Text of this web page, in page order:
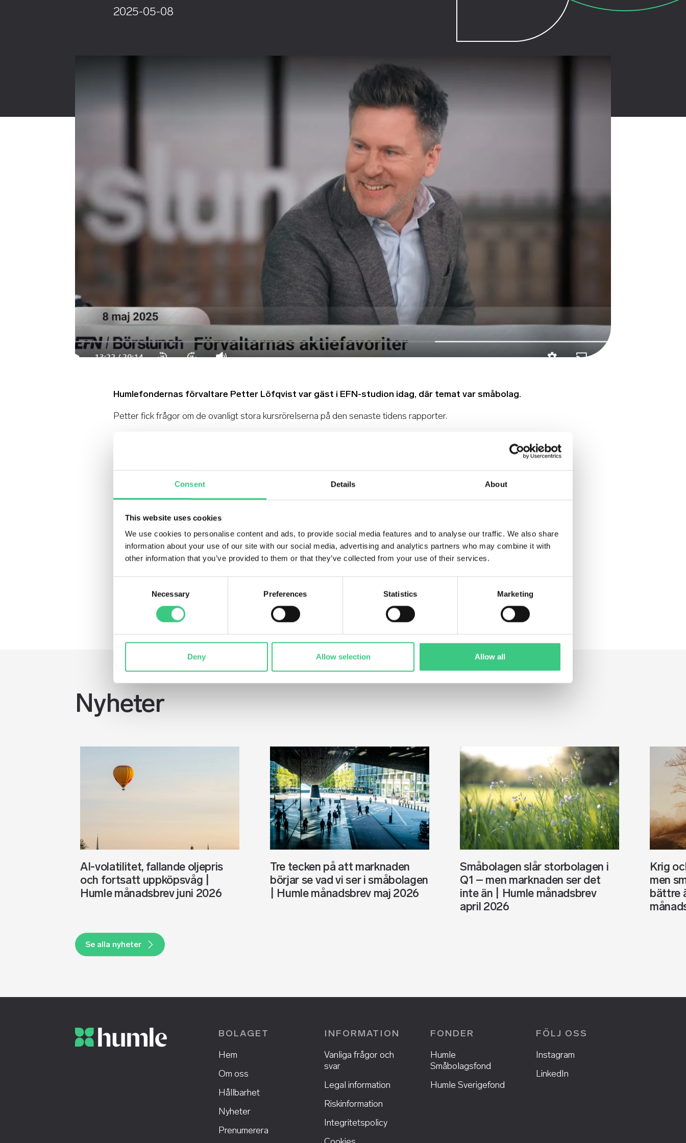
Consent Details About
This website uses cookies
We use cookies to personalise content and ads, to provide social media features and to analyse our traffic. We also share
information about your use of our site with our social media, advertising and analytics partners who may combine it with
other information that you’ve provided to them or that they’ve collected from your use of their services.
Necessary Preferences Statistics Marketing
Deny Allow selection Allow all
2025-05-08
Humlefondernas förvaltare Petter Löfqvist var gäst i EFN-studion idag, där temat var småbolag.
Petter fick frågor om de ovanligt stora kursrörelserna på den senaste tidens rapporter.
Grängesär ett av börsens äldsta bolag och har nyligen tagits in i Humles portfölj. Trots exponeringen mot
fordonsindustrin har bolaget inte påverkats nämnvärt av tulloron. Deras fabriker är utplacerade i Europa, USA och Kina
och har en struktur som kan stå emot handelshinder. Det de säljer till Europa tillverkas där, detsamma gäller i Asien. Och
Ett annat case var spelkoncernen Embracers avknoppning, brädspelstillverkarenAsmodee. Bolaget var länge en
utpräglad serieförvärvare innan de köptes upp av Embracer. Som fristående bolag kan Asmodee förväntas släppa loss
förvärven igen. De verkar på en ganska konjunkturoberoende marknad som växer 4–5% per år, plus att de kan växa
Se programmethär!
Nyheter
AI-volatilitet, fallande oljepris
och fortsatt uppköpsvåg |
Humle månadsbrev juni 2026
Tre tecken på att marknaden
börjar se vad vi ser i småbolagen
| Humle månadsbrev maj 2026
Småbolagen slår storbolagen i
Q1 – men marknaden ser det
inte än | Humle månadsbrev
april 2026
Krig
men
bättre
Se alla nyheter
BOLAGET
Hem
Om oss
Hållbarhet
Nyheter
Prenumerera
INFORMATION
Vanliga frågor och
svar
Legal information
Riskinformation
Integritetspolicy
FONDER
Humle
Småbolagsfond
Humle Sverigefond
FÖLJ OSS
Instagram
LinkedIn